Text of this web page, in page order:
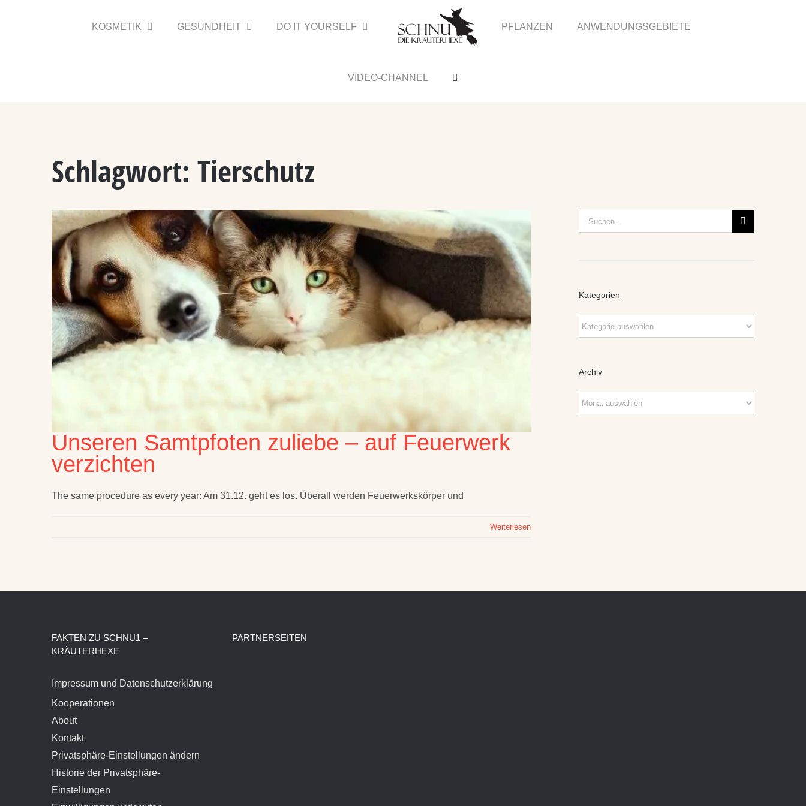
KOSMETIK GESUNDHEIT DO IT YOURSELF PFLANZEN ANWENDUNGSGEBIETE
VIDEO-CHANNEL
Schlagwort: Tierschutz
Unseren Samtpfoten zuliebe – auf Feuerwerk
verzichten
The same procedure as every year: Am 31.12. geht es los. Überall werden Feuerwerkskörper und
Weiterlesen
Suche
nach:
Kategorien
Kategorien
Archiv
Archiv
FAKTEN ZU SCHNU1 –
KRÄUTERHEXE
Impressum und Datenschutzerklärung
Kooperationen
About
Kontakt
Privatsphäre-Einstellungen ändern
Historie der Privatsphäre-
Einstellungen
PARTNERSEITEN